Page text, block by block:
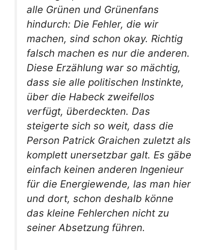
alle Grünen und Grünenfans
hindurch: Die Fehler, die wir
machen, sind schon okay. Richtig
falsch machen es nur die anderen.
Diese Erzählung war so mächtig,
dass sie alle politischen Instinkte,
über die Habeck zweifellos
verfügt, überdeckten. Das
steigerte sich so weit, dass die
Person Patrick Graichen zuletzt als
komplett unersetzbar galt. Es gäbe
einfach keinen anderen Ingenieur
für die Energiewende, las man hier
und dort, schon deshalb könne
das kleine Fehlerchen nicht zu
seiner Absetzung führen.